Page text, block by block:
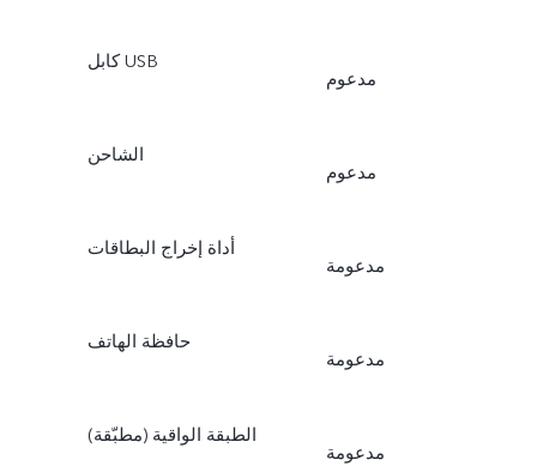
كابل USB
مدعوم
الشاحن
مدعوم
أداة إخراج البطاقات
مدعومة
حافظة الهاتف
مدعومة
الطبقة الواقية (مطبّقة)
مدعومة